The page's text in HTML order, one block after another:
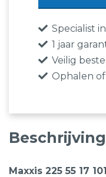
101V
WP05
XL
Winter
nieuwe
de
is
Specialist
1 jaar
Veilig
Ophalen
Beschrijving
Maxxis 225 55 17